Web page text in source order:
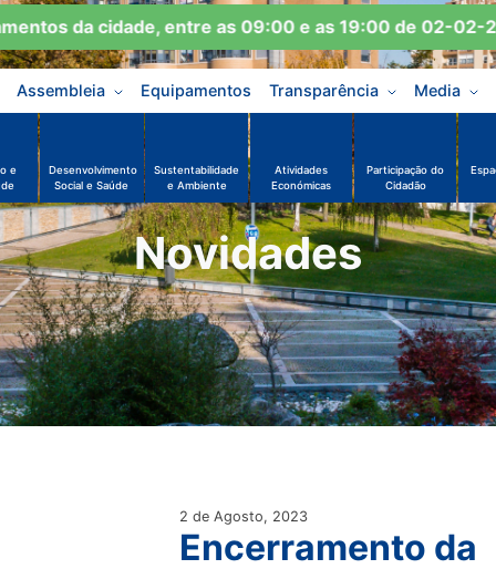
da cidade, entre as 09:00 e as 19:00 de 02-02-
Assembleia Equipamentos Transparência Media
e
Desenvolvimento
Social e Saúde
Sustentabilidade
e Ambiente
Atividades
Económicas
Participação do
Cidadão
Novidades
2 de Agosto, 2023
Encerramento da